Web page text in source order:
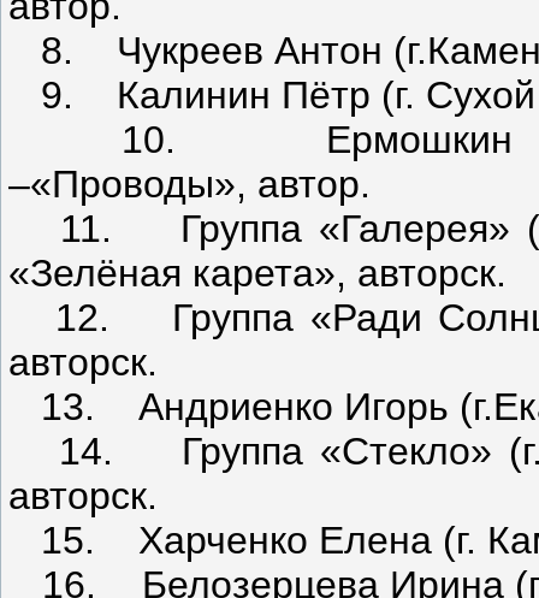
8. Чукреев Антон
9. Калинин Пётр (г. Сухой
10. Ермошкин
–«Проводы», автор.
11. Группа «Галерея»
«Зелёная карета», авторск.
12. Группа «Ради
авторск.
13. Андриенко Игорь
14. Группа «Стекло» (г.
авторск.
15. Харченко Елена (г.
16. Белозерцева Ирина